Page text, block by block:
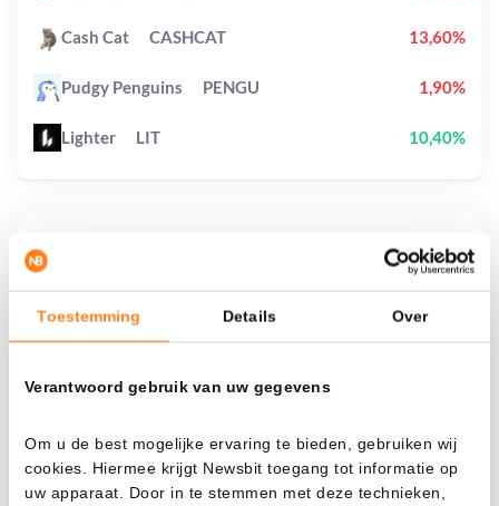
Toestemming Details Over
Verantwoord gebruik van uw gegevens
Om u de best mogelijke ervaring te bieden, gebruiken wij
cookies. Hiermee krijgt Newsbit toegang tot informatie op
uw apparaat. Door in te stemmen met deze technieken,
aplicado el dollar-cost averaging en distintas
Había invertido En
Desde
$
Cash Cat CASHCAT 13,60%
Pudgy Penguins PENGU 1,90%
Lighter LIT 10,40%